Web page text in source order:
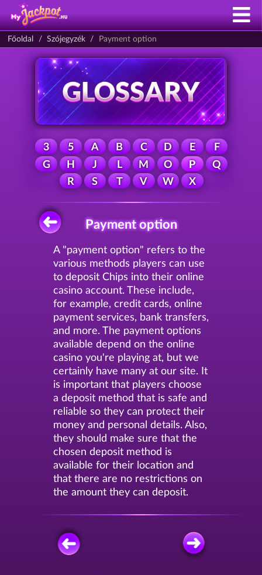
Főoldal Szójegyzék Payment option
3 5 A B C D E
F
G
H J L M O P
Q
R
S T V W X
Payment option
A "payment option" refers to the
various methods players can use
to deposit Chips into their online
casino account. These include,
for example, credit cards, online
payment services, bank transfers,
and more. The payment options
available depend on the online
casino you're playing at, but we
certainly have many at our site. It
is important that players choose
a deposit method that is safe and
reliable so they can protect their
money and personal details. Also,
they should make sure that the
chosen deposit method is
available for their location and
that there are no restrictions on
the amount they can deposit.